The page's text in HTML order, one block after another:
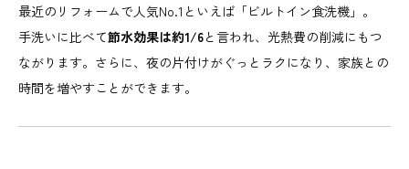
最近のリフォームで人気No.1といえば「ビルトイン食洗機」。
手洗いに比べて節水効果は約1/6と言われ、光熱費の削減にもつ
ながります。さらに、夜の片付けがぐっとラクになり、家族との
時間を増やすことができます。